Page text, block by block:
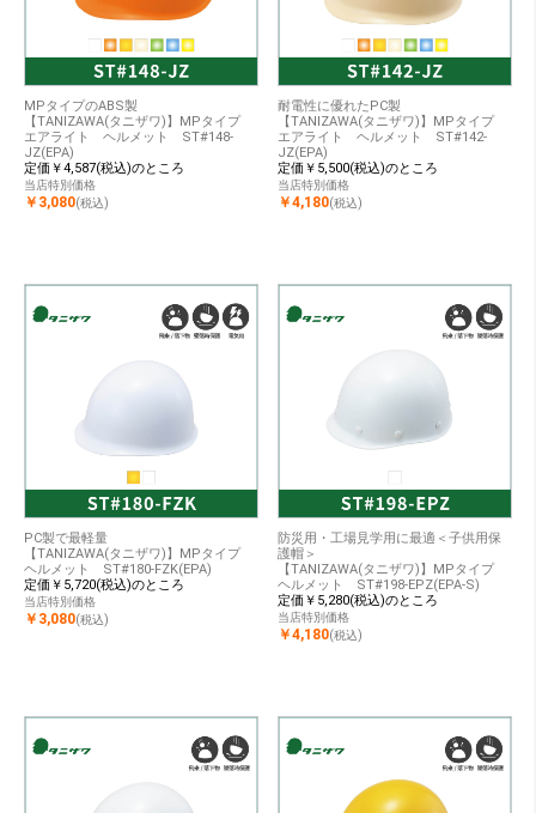
MPタイプのABS製
【TANIZAWA(タニザワ)】MPタイプ
エアライト ヘルメット ST#148-
JZ(EPA)
定価￥4,587(税込)のところ
当店特別価格
￥3,080(税込)
耐電性に優れたPC製
【TANIZAWA(タニザワ)】MPタイプ
エアライト ヘルメット ST#142-
JZ(EPA)
定価￥5,500(税込)のところ
当店特別価格
￥4,180(税込)
PC製で最軽量
【TANIZAWA(タニザワ)】MPタイプ
ヘルメット ST#180-FZK(EPA)
定価￥5,720(税込)のところ
当店特別価格
￥3,080(税込)
防災用・工場見学用に最適＜子供用保
護帽＞
【TANIZAWA(タニザワ)】MPタイプ
ヘルメット ST#198-EPZ(EPA-S)
定価￥5,280(税込)のところ
当店特別価格
￥4,180(税込)